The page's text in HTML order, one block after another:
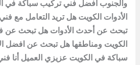
والجنوب افضل فني تركيب سباكة في
الأدوات الكويت هل تريد التعامل مع
تبحث عن أحدث الأدوات هل تبحث عن
الكويت ومناطقها هل تبحث عن افضل
سباكة في الكويت عزيزي العميل أنا